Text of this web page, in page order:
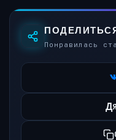
Понравилась
Д